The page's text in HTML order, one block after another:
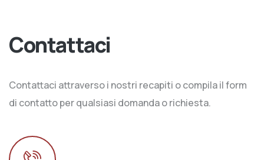
Contattaci
Contattaci attraverso i nostri recapiti o compila il form
di contatto per qualsiasi domanda o richiesta.